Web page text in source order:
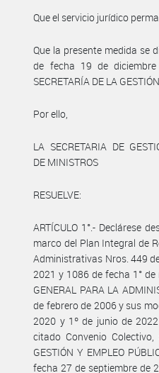
Que el servicio jurídico
Que la presente medida se
de fecha 19 de
SECRETARÍA DE LA
Por ello,
LA SECRETARIA DE
DE MINISTROS
RESUELVE:
ARTÍCULO 1°.- Declárese
marco del Plan Integral de
Administrativas Nros. 449
2021 y 1086 de fecha 1° de
GENERAL PARA LA
de febrero de 2006 y sus
2020 y 1º de junio de
citado Convenio
GESTIÓN Y EMPLEO
fecha 27 de septiembre de